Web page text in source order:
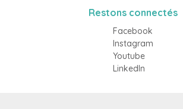
Restons connectés
Facebook
Instagram
Youtube
LinkedIn